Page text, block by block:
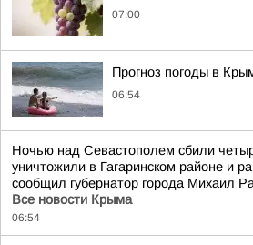
07:00
Прогноз погоды в
06:54
Ночью над Севастополем сбили
уничтожили в Гагаринском районе и
сообщил губернатор города Михаил
Все новости Крыма
06:54